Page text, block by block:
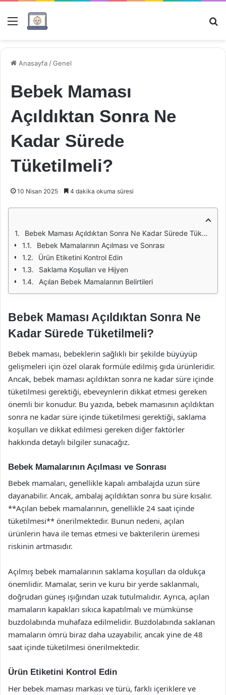
Menü
Anasayfa /Genel
Bebek Maması
Açıldıktan Sonra Ne
Kadar Sürede
Tüketilmeli?
10 Nisan 2025 4 dakika okuma süresi
Bebek Maması Açıldıktan Sonra Ne Kadar Sürede Tüketilmeli?
Bebek Mamalarının Açılması ve Sonrası
Ürün Etiketini Kontrol Edin
Saklama Koşulları ve Hijyen
Açılan Bebek Mamalarının Belirtileri
Bebek Maması Açıldıktan Sonra Ne
Kadar Sürede Tüketilmeli?
Bebek maması, bebeklerin sağlıklı bir şekilde büyüyüp
gelişmeleri için özel olarak formüle edilmiş gıda ürünleridir.
Ancak, bebek maması açıldıktan sonra ne kadar süre içinde
tüketilmesi gerektiği, ebeveynlerin dikkat etmesi gereken
önemli bir konudur. Bu yazıda, bebek mamasının açıldıktan
sonra ne kadar süre içinde tüketilmesi gerektiği, saklama
koşulları ve dikkat edilmesi gereken diğer faktörler
hakkında detaylı bilgiler sunacağız.
Bebek Mamalarının Açılması ve Sonrası
Bebek mamaları, genellikle kapalı ambalajda uzun süre
dayanabilir. Ancak, ambalaj açıldıktan sonra bu süre kısalır.
**Açılan bebek mamalarının, genellikle 24 saat içinde
tüketilmesi** önerilmektedir. Bunun nedeni, açılan
ürünlerin hava ile temas etmesi ve bakterilerin üremesi
riskinin artmasıdır.
Açılmış bebek mamalarının saklama koşulları da oldukça
önemlidir. Mamalar, serin ve kuru bir yerde saklanmalı,
doğrudan güneş ışığından uzak tutulmalıdır. Ayrıca, açılan
mamaların kapakları sıkıca kapatılmalı ve mümkünse
buzdolabında muhafaza edilmelidir. Buzdolabında saklanan
mamaların ömrü biraz daha uzayabilir, ancak yine de 48
saat içinde tüketilmesi önerilmektedir.
Ürün Etiketini Kontrol Edin
Her bebek maması markası ve türü, farklı içeriklere ve